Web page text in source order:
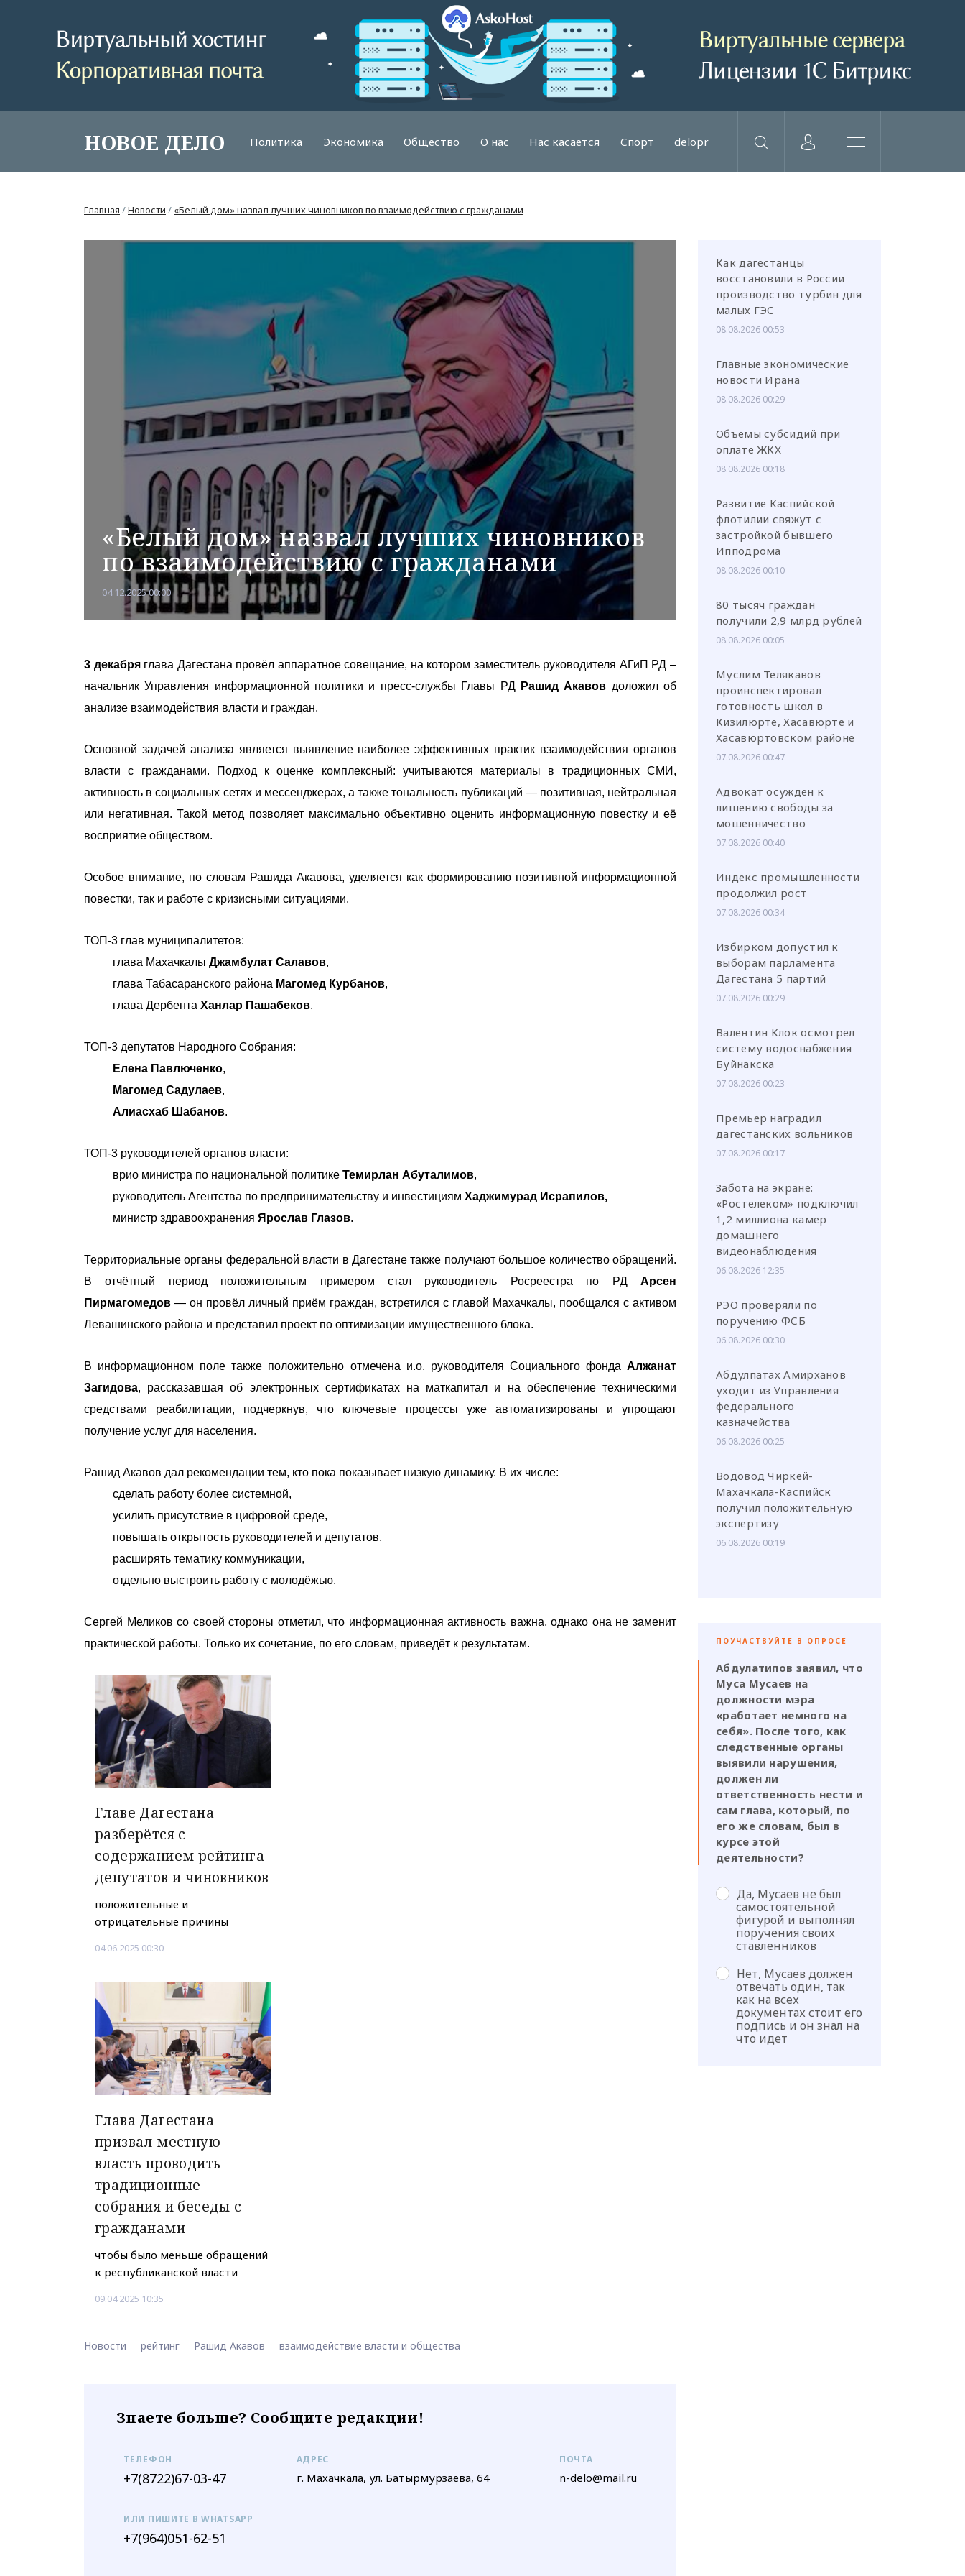
НОВОЕ ДЕЛО Политика Экономика Общество О нас Нас касается Спорт delopr
Главная /Новости / «Белый дом» назвал лучших чиновников по взаимодействию с гражданами
«Белый дом» назвал лучших чиновников
по взаимодействию с гражданами
04.12.2025 00:00
3 декабряглава Дагестана провёл аппаратное совещание, на котором заместитель руководителя АГиП РД –
начальник Управления информационной политики и пресс-службы Главы РД Рашид Акавов доложил об
анализе взаимодействия власти и граждан.
Основной задачей анализа является выявление наиболее эффективных практик взаимодействия органов
власти с гражданами. Подход к оценке комплексный: учитываются материалы в традиционных СМИ,
активность в социальных сетях и мессенджерах, а также тональность публикаций — позитивная, нейтральная
или негативная. Такой метод позволяет максимально объективно оценить информационную повестку и её
восприятие обществом.
Особое внимание, по словам Рашида Акавова, уделяется как формированию позитивной информационной
повестки, так и работе с кризисными ситуациями.
ТОП-3 глав муниципалитетов:
глава Махачкалы Джамбулат Салавов,
глава Табасаранского района Магомед Курбанов,
глава Дербента Ханлар Пашабеков.
ТОП-3 депутатов Народного Собрания:
Елена Павлюченко,
Магомед Садулаев,
Алиасхаб Шабанов.
ТОП-3 руководителей органов власти:
врио министра по национальной политике Темирлан Абуталимов,
руководитель Агентства по предпринимательству и инвестициям Хаджимурад Исрапилов,
министр здравоохранения Ярослав Глазов.
Территориальные органы федеральной власти в Дагестане также получают большое количество обращений.
В отчётный период положительным примером стал руководитель Росреестра по РД Арсен
Пирмагомедов — он провёл личный приём граждан, встретился с главой Махачкалы, пообщался с активом
Левашинского района и представил проект по оптимизации имущественного блока.
В информационном поле также положительно отмечена и.о. руководителя Социального фонда Алжанат
Загидова, рассказавшая об электронных сертификатах на маткапитал и на обеспечение техническими
средствами реабилитации, подчеркнув, что ключевые процессы уже автоматизированы и упрощают
получение услуг для населения.
Рашид Акавов дал рекомендации тем, кто пока показывает низкую динамику. В их числе:
сделать работу более системной,
усилить присутствие в цифровой среде,
повышать открытость руководителей и депутатов,
расширять тематику коммуникации,
отдельно выстроить работу с молодёжью.
Сергей Меликов со своей стороны отметил, что информационная активность важна, однако она не заменит
практической работы. Только их сочетание, по его словам, приведёт к результатам.
Главе Дагестана
разберётся с
содержанием рейтинга
депутатов и чиновников
положительные и
отрицательные причины
04.06.2025 00:30
Глава Дагестана
призвал местную
власть проводить
традиционные
собрания и беседы с
гражданами
чтобы было меньше обращений
к республиканской власти
09.04.2025 10:35
Новости рейтинг Рашид Акавов взаимодействие власти и общества
Знаете больше? Сообщите редакции!
ТЕЛЕФОН
+7(8722)67-03-47
АДРЕС
г. Махачкала, ул. Батырмурзаева, 64
ПОЧТА
n-delo@mail.ru
ИЛИ ПИШИТЕ В WHATSAPP
+7(964)051-62-51
Как дагестанцы
восстановили в России
производство турбин для
малых ГЭС
08.08.2026 00:53
Главные экономические
новости Ирана
08.08.2026 00:29
Объемы субсидий при
оплате ЖКХ
08.08.2026 00:18
Развитие Каспийской
флотилии свяжут с
застройкой бывшего
Ипподрома
08.08.2026 00:10
80 тысяч граждан
получили 2,9 млрд рублей
08.08.2026 00:05
Муслим Телякавов
проинспектировал
готовность школ в
Кизилюрте, Хасавюрте и
Хасавюртовском районе
07.08.2026 00:47
Адвокат осужден к
лишению свободы за
мошенничество
07.08.2026 00:40
Индекс промышленности
продолжил рост
07.08.2026 00:34
Избирком допустил к
выборам парламента
Дагестана 5 партий
07.08.2026 00:29
Валентин Клок осмотрел
систему водоснабжения
Буйнакска
07.08.2026 00:23
Премьер наградил
дагестанских вольников
07.08.2026 00:17
Забота на экране:
«Ростелеком» подключил
1,2 миллиона камер
домашнего
видеонаблюдения
06.08.2026 12:35
РЭО проверяли по
поручению ФСБ
06.08.2026 00:30
Абдулпатах Амирханов
уходит из Управления
федерального
казначейства
06.08.2026 00:25
Водовод Чиркей-
Махачкала-Каспийск
получил положительную
экспертизу
06.08.2026 00:19
ПОУЧАСТВУЙТЕ В ОПРОСЕ
Абдулатипов заявил, что
Муса Мусаев на
должности мэра
«работает немного на
себя». После того, как
следственные органы
выявили нарушения,
должен ли
ответственность нести и
сам глава, который, по
его же словам, был в
курсе этой
деятельности?
Да, Мусаев не был
самостоятельной
фигурой и выполнял
поручения своих
ставленников
Нет, Мусаев должен
отвечать один, так
как на всех
документах стоит его
подпись и он знал на
что идет